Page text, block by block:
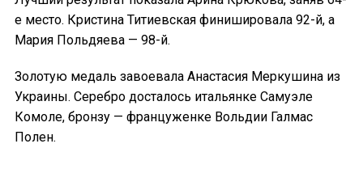
е место. Кристина Титиевская финишировала 92-й, а
Мария Польдяева — 98-й.
Золотую медаль завоевала Анастасия Меркушина из
Украины. Серебро досталось итальянке Самуэле
Комоле, бронзу — француженке Вольдии Галмас
Полен.